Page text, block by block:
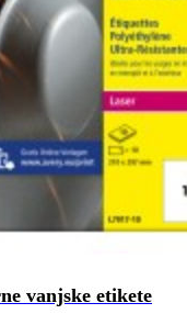
vanjske etikete